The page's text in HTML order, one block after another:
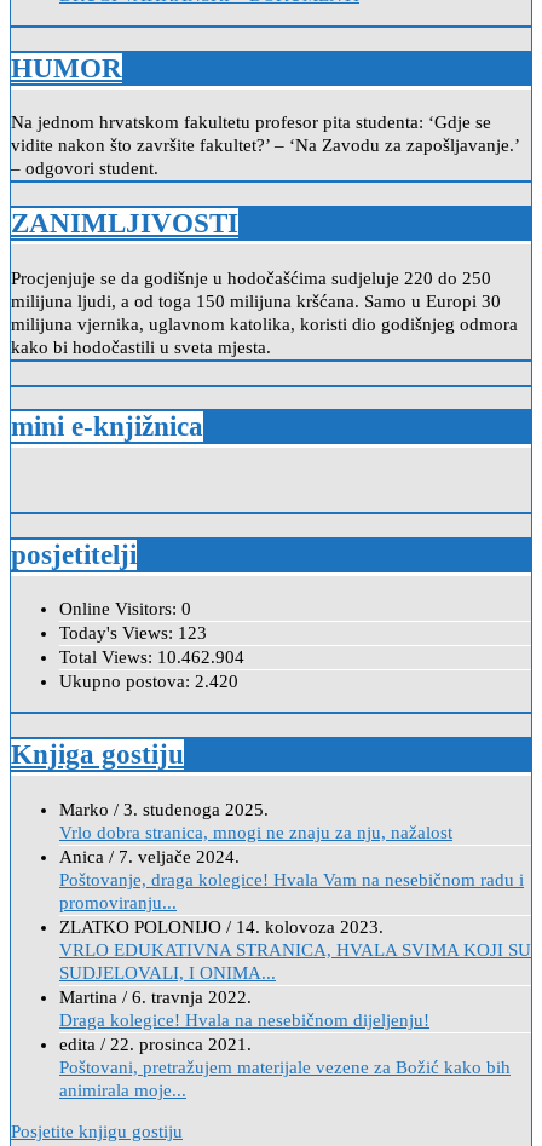
HUMOR
Na jednom hrvatskom fakultetu profesor pita studenta: ‘Gdje se
vidite nakon što završite fakultet?’ – ‘Na Zavodu za zapošljavanje.’
– odgovori student.
ZANIMLJIVOSTI
Procjenjuje se da godišnje u hodočašćima sudjeluje 220 do 250
milijuna ljudi, a od toga 150 milijuna kršćana. Samo u Europi 30
milijuna vjernika, uglavnom katolika, koristi dio godišnjeg odmora
kako bi hodočastili u sveta mjesta.
mini e-knjižnica
posjetitelji
Online Visitors: 0
Today's Views: 123
Total Views: 10.462.904
Ukupno postova: 2.420
Knjiga gostiju
Marko / 3. studenoga 2025.
Vrlo dobra stranica, mnogi ne znaju za nju, nažalost
Anica / 7. veljače 2024.
Poštovanje, draga kolegice! Hvala Vam na nesebičnom radu i
promoviranju...
ZLATKO POLONIJO / 14. kolovoza 2023.
VRLO EDUKATIVNA STRANICA, HVALA SVIMA KOJI SU
SUDJELOVALI, I ONIMA...
Martina / 6. travnja 2022.
Draga kolegice! Hvala na nesebičnom dijeljenju!
edita / 22. prosinca 2021.
Poštovani, pretražujem materijale vezene za Božić kako bih
animirala moje...
Posjetite knjigu gostiju